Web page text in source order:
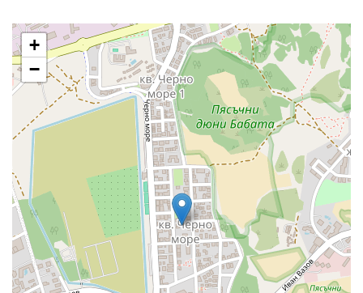
+
−